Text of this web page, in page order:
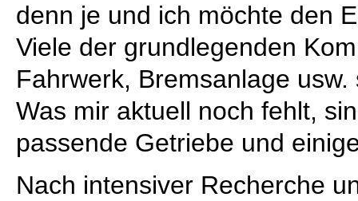
denn je und ich möchte den
Viele der grundlegenden
Fahrwerk, Bremsanlage
Was mir aktuell noch fehlt,
passende Getriebe und
Nach intensiver Recherche